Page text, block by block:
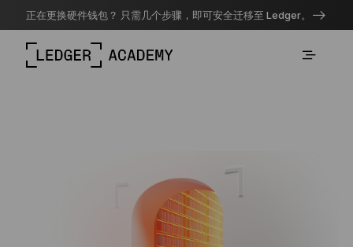
正在更换硬件钱包？ 只需几个步骤，即可安全迁移至 Ledger。